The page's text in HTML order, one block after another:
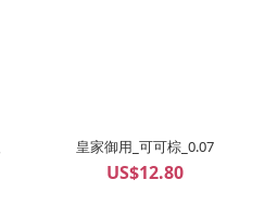
皇家御用_可可棕_0.07
US$12.80